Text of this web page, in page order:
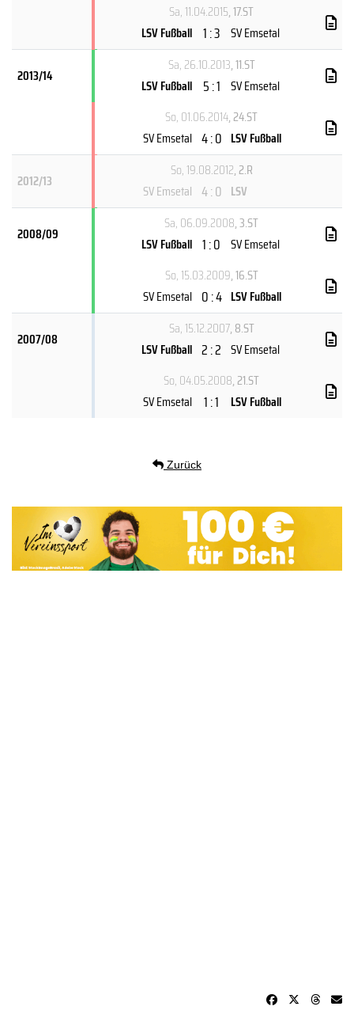
Sa, 11.04.2015, 17.ST
LSV Fußball 1 : 3 SV Emsetal
2013/14
Sa, 26.10.2013, 11.ST
LSV Fußball 5 : 1 SV Emsetal
So, 01.06.2014, 24.ST
SV Emsetal 4 : 0 LSV Fußball
2012/13
So, 19.08.2012, 2.R
SV Emsetal 4 : 0 LSV
2008/09
Sa, 06.09.2008, 3.ST
LSV Fußball 1 : 0 SV Emsetal
So, 15.03.2009, 16.ST
SV Emsetal 0 : 4 LSV Fußball
2007/08
Sa, 15.12.2007, 8.ST
LSV Fußball 2 : 2 SV Emsetal
So, 04.05.2008, 21.ST
SV Emsetal 1 : 1 LSV Fußball
Zurück